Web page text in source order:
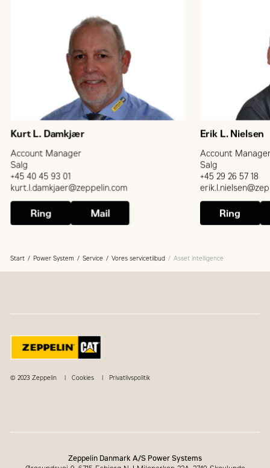
Kurt L. Damkjær
Account Manager
Salg
+45 40 45 93 01
kurt.l.damkjaer@zeppelin.com
Ring Mail
Erik L. Nielsen
Account
Salg
+45 29 26 57 18
Ring
Start Power System Service Vores servicetilbud Asset intelligence
© 2023 Zeppelin Cookies Privatlivspolitik
Zeppelin Danmark A/S Power Systems